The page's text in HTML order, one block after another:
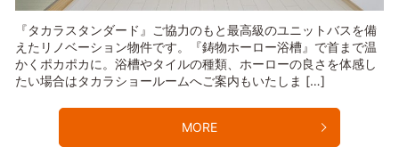
『タカラスタンダード』ご協力のもと最高級のユニットバスを備
えたリノベーション物件です。『鋳物ホーロー浴槽』で首まで温
かくポカポカに。浴槽やタイルの種類、ホーローの良さを体感し
たい場合はタカラショールームへご案内もいたしま […]
MORE